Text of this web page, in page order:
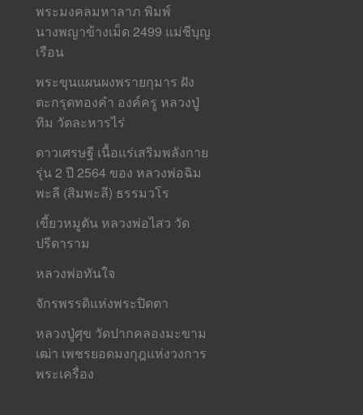
พระมงคลมหาลาภ พิมพ์
นางพญาข้างเม็ด 2499 แม่ชีบุญ
เรือน
พระขุนแผนผงพรายกุมาร ฝัง
ตะกรุดทองคำ องค์ครู หลวงปู่
ทิม วัดละหารไร่
ดาวเศรษฐี เนื้อแร่เสริมพลังกาย
รุ่น 2 ปี 2564 ของ หลวงพ่อฉิม
พะลี (สิมพะลี) ธรรมวโร
เขี้ยวหมูตัน หลวงพ่อไสว วัด
ปรีดาราม
หลวงพ่อทันใจ
จักรพรรดิแห่งพระปิดตา
หลวงปู่ศุข วัดปากคลองมะขาม
เฒ่า เพชรยอดมงกุฎแห่งวงการ
พระเครื่อง